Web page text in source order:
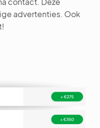
advertenties. Ook